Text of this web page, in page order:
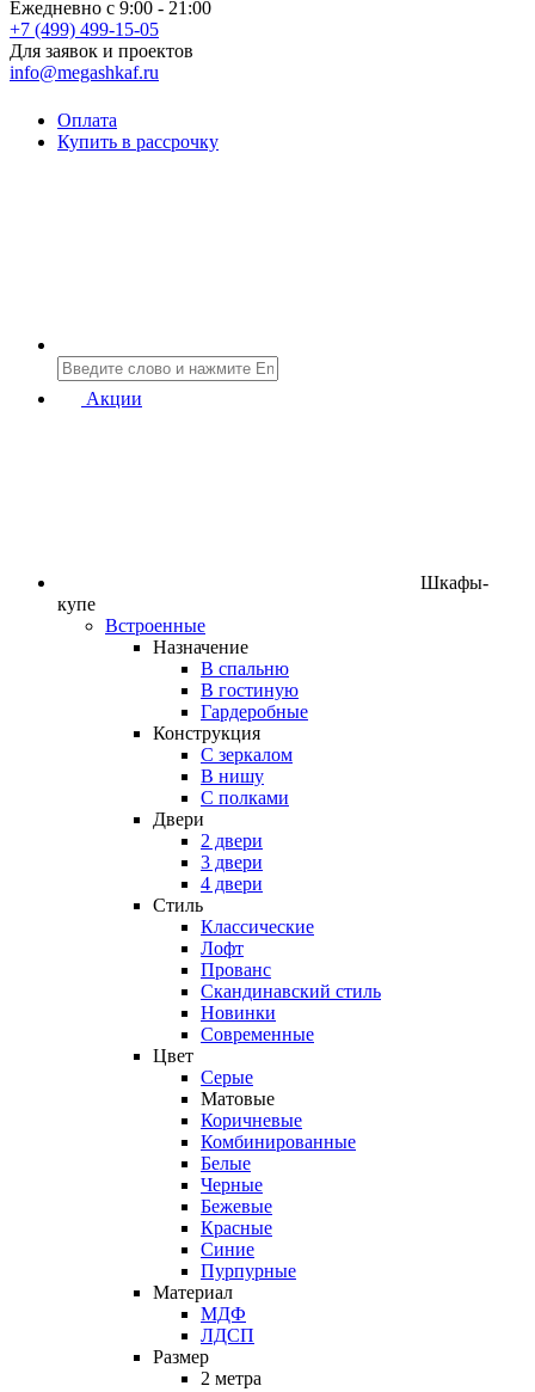
Ежедневно с 9:00 - 21:00
+7 (499) 499-15-05
Для заявок и проектов
info@megashkaf.ru
Оплата
Купить в рассрочку
Акции
Шкафы-
купе
Встроенные
Назначение
В спальню
В гостиную
Гардеробные
Конструкция
C зеркалом
В нишу
С полками
Двери
2 двери
3 двери
4 двери
Стиль
Классические
Лофт
Прованс
Скандинавский стиль
Новинки
Современные
Цвет
Серые
Матовые
Коричневые
Комбинированные
Белые
Черные
Бежевые
Красные
Синие
Пурпурные
Материал
МДФ
ЛДСП
Размер
2 метра